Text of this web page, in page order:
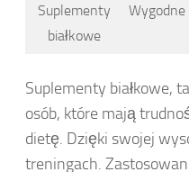
Suplementy
białkowe
Wygodne
Suplementy białkowe,
osób, które mają
dietę. Dzięki swojej
treningach.